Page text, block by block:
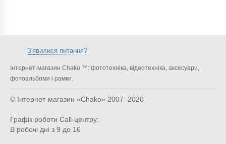
З'явилися питання?
Інтернет-магазин Chako ™: фототехніка, відеотехніка, аксесуари,
фотоальбоми і рамки.
© Інтернет-магазин «Chako» 2007–2020
Графік роботи Call-центру:
В робочі дні з 9 до 16